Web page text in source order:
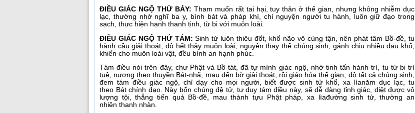
ĐIỀU GIÁC NGỘ THỨ BẢY: Tham muốn rất tai hại, tuy thân ở thế gian, nhưng không nhiễm dục
lạc, thường nhớ nghĩ ba y, bình bát và pháp khí, chí nguyện người tu hành, luôn giữ đạo trong
sạch, thực hiện hạnh thanh tịnh, từ bi với muôn loài.
ĐIỀU GIÁC NGỘ THỨ TÁM:Sinh tử luôn thiêu đốt, khổ não vô cùng tận, nên phát tâm Bồ-đề, tu
hành cầu giải thoát, độ hết thảy muôn loài, nguyện thay thế chúng sinh, gánh chịu nhiều đau khổ,
khiến cho muôn loài vật, đều bình an hạnh phúc.
Tám điều nói trên đây, chư Phật và Bồ-tát, đã tự mình giác ngộ, nhờ tinh tấn hành trì, tu từ bi trí
tuệ, nương theo thuyền Bát-nhã, mau đến bờ giải thoát, rồi giáo hóa thế gian, độ tất cả chúng sinh,
đem tám điều giác ngộ, chỉ dạy cho mọi người, biết được sinh tử khổ, xa lìanăm dục lạc, tu
theo Bát chính đạo. Này bốn chúng đệ tử, tư duy tám điều này, sẽ dễ dàng tỉnh giác, diệt được vô
lượng tội, thẳng tiến quả Bồ-đề, mau thành tựu Phật pháp, xa lìađường sinh tử, thường an
nhiên thanh nhàn.